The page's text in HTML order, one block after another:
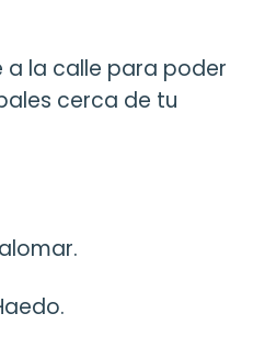
a la calle para poder
cerca de tu